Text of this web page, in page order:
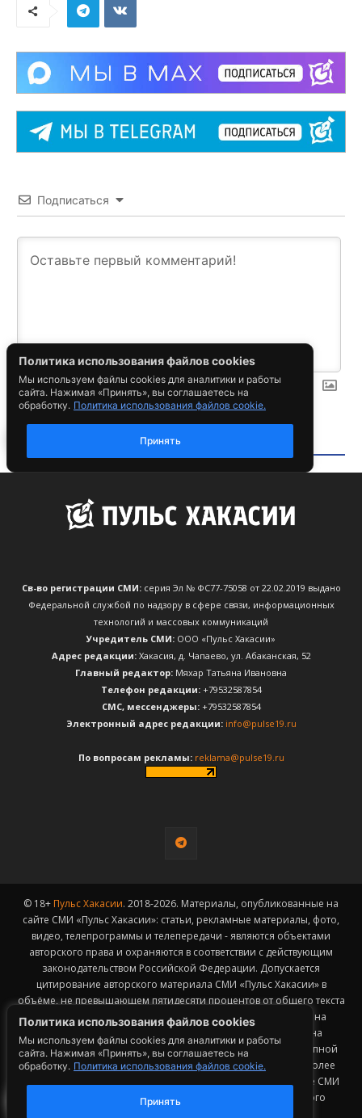
Политика использования файлов cookies
Мы используем файлы cookies для аналитики и работы
сайта. Нажимая «Принять», вы соглашаетесь на
обработку. Политика использования файлов cookie.
Принять
Св-во регистрации СМИ:серия Эл № ФС77-75058 от 22.02.2019 выдано
Федеральной службой по надзору в сфере связи, информационных
технологий и массовых коммуникаций
Учредитель СМИ: ООО «Пульс Хакасии»
Адрес редакции:Хакасия, д. Чапаево, ул. Абаканская, 52
Главный редактор: Мяхар Татьяна Ивановна
Телефон редакции:+79532587854
CМС, мессенджеры:+79532587854
Электронный адрес редакции: info@pulse19.ru
По вопросам рекламы: reklama@pulse19.ru
© 18+ Пульс Хакасии. 2018-2026. Материалы, опубликованные на
сайте СМИ «Пульс Хакасии»: статьи, рекламные материалы, фото,
видео, телепрограммы и телепередачи - являются объектами
авторского права и охраняются в соответствии с действующим
законодательством Российской Федерации. Допускается
цитирование авторского материала СМИ «Пульс Хакасии» в
объёме, не превышающем пятидесяти процентов от общего текста
публикации с обязательным размещением гиперссылки на
страницу заимствования материала. Гиперссылка должна
размещаться в тексте цитируемого материала и быть доступной
для индексации поисковыми системами. Заимствование более
50% общего объема материала, опубликованного на сайте СМИ
«Пульс Хакасии», возможно исключительно с письменного